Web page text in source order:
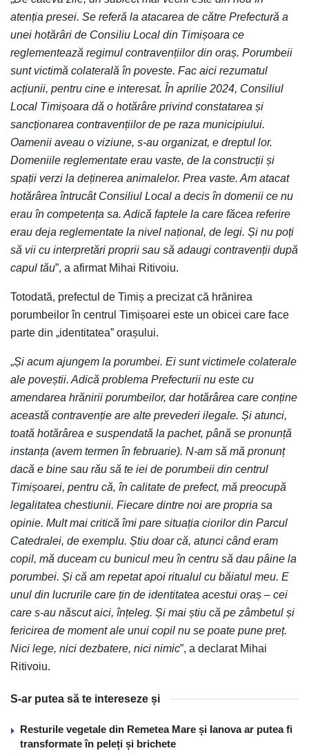
atenția presei. Se referă la atacarea de către Prefectură a
unei hotărâri de Consiliu Local din Timișoara ce
reglementează regimul contravențiilor din oraș. Porumbeii
sunt victimă colaterală în poveste. Fac aici rezumatul
acțiunii, pentru cine e interesat. În aprilie 2024, Consiliul
Local Timișoara dă o hotărâre privind constatarea și
sancționarea contravențiilor de pe raza municipiului.
Oamenii aveau o viziune, s-au organizat, e dreptul lor.
Domeniile reglementate erau vaste, de la construcții și
spații verzi la deținerea animalelor. Prea vaste. Am atacat
hotărârea întrucât Consiliul Local a decis în domenii ce nu
erau în competența sa. Adică faptele la care făcea referire
erau deja reglementate la nivel național, de legi. Și nu poți
să vii cu interpretări proprii sau să adaugi contravenții după
capul tău”, a afirmat Mihai Ritivoiu.
Totodată, prefectul de Timiș a precizat că hrănirea
porumbeilor în centrul Timișoarei este un obicei care face
parte din „identitatea” orașului.
„Și acum ajungem la porumbei. Ei sunt victimele colaterale
ale poveștii. Adică problema Prefecturii nu este cu
amendarea hrănirii porumbeilor, dar hotărârea care conține
această contravenție are alte prevederi ilegale. Și atunci,
toată hotărârea e suspendată la pachet, până se pronunță
instanța (avem termen în februarie). N-am să mă pronunț
dacă e bine sau rău să te iei de porumbeii din centrul
Timișoarei, pentru că, în calitate de prefect, mă preocupă
legalitatea chestiunii. Fiecare dintre noi are propria sa
opinie. Mult mai critică îmi pare situația ciorilor din Parcul
Catedralei, de exemplu. Știu doar că, atunci când eram
copil, mă duceam cu bunicul meu în centru să dau pâine la
porumbei. Și că am repetat apoi ritualul cu băiatul meu. E
unul din lucrurile care țin de identitatea acestui oraș – cei
care s-au născut aici, înțeleg. Și mai știu că pe zâmbetul și
fericirea de moment ale unui copil nu se poate pune preț.
Nici lege, nici dezbatere, nici nimic”, a declarat Mihai
Ritivoiu.
S-ar putea să te intereseze și
Resturile vegetale din Remetea Mare și Ianova ar putea fi
transformate în peleți și brichete